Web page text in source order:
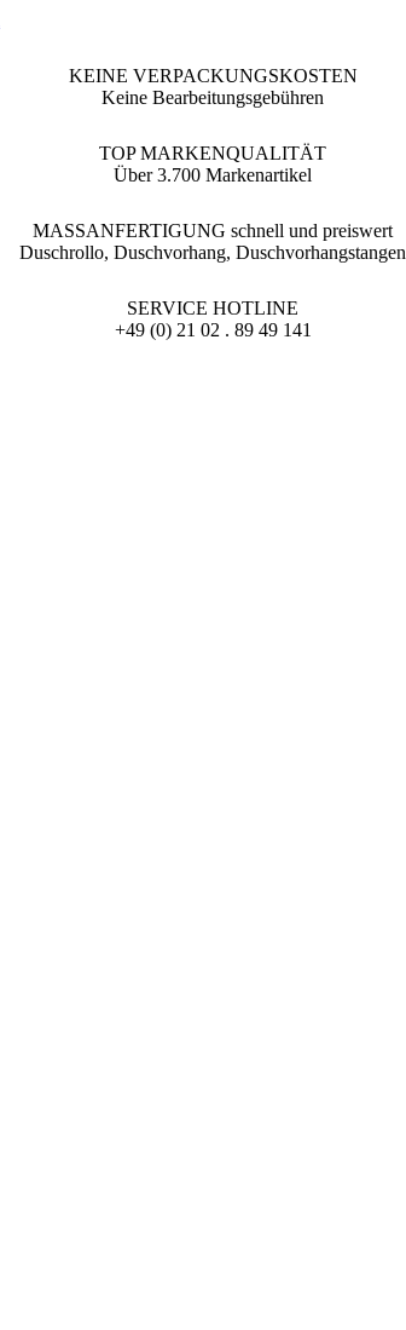
KEINE VERPACKUNGSKOSTEN
Keine Bearbeitungsgebühren
TOP MARKENQUALITÄT
Über 3.700 Markenartikel
MASSANFERTIGUNG schnell und preiswert
Duschrollo, Duschvorhang, Duschvorhangstangen
SERVICE HOTLINE
+49 (0) 21 02 . 89 49 141